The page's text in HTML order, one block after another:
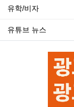
유학/비자
유튜브 뉴스